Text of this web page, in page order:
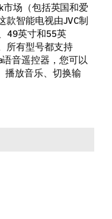
市场（包括英国和爱
款智能电视由JVC制
49英寸和55英
所有型号都支持
语音遥控器，您可以
播放音乐、切换输